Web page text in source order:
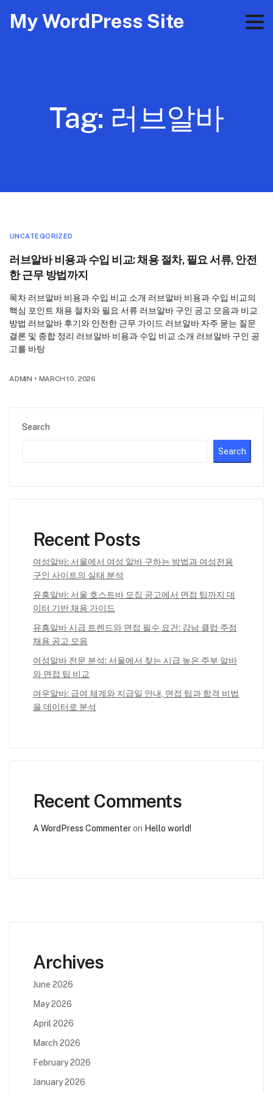
My WordPress Site
Tag: 러브알바
Search
Search
Recent Posts
여성알바: 서울에서 여성 알바 구하는 방법과 여성전용
구인 사이트의 실태 분석
유흥알바: 서울 호스트바 모집 공고에서 면접 팁까지 데
이터 기반 채용 가이드
유흥알바 시급 트렌드와 면접 필수 요건: 강남 클럽·주점
채용 공고 모음
여성알바 전문 분석: 서울에서 찾는 시급 높은 주부 알바
와 면접 팁 비교
여우알바: 급여 체계와 지급일 안내, 면접 팁과 합격 비법
을 데이터로 분석
Recent Comments
A WordPress Commenteron Hello world!
UNCATEGORIZED
러브알바 비용과 수입 비교: 채용 절차, 필요 서류, 안전
한 근무 방법까지
목차 러브알바 비용과 수입 비교 소개 러브알바 비용과 수입 비교의
핵심 포인트 채용 절차와 필요 서류 러브알바 구인 공고 모음과 비교
방법 러브알바 후기와 안전한 근무 가이드 러브알바 자주 묻는 질문
결론 및 종합 정리 러브알바 비용과 수입 비교 소개 러브알바 구인 공
고를 바탕
ADMIN • MARCH 10, 2026
Archives
June 2026
May 2026
April 2026
March 2026
February 2026
January 2026